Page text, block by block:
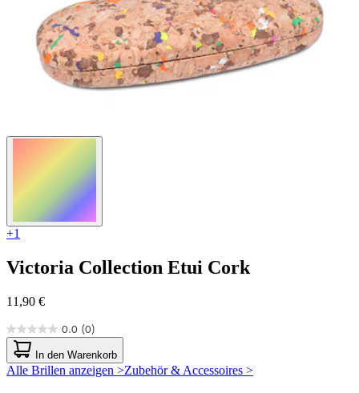
+1
Victoria Collection Etui Cork
11,90 €
0.0 (0)
0.0
von
5
Sternen.
In den Warenkorb
Alle Brillen anzeigen >Zubehör & Accessoires >